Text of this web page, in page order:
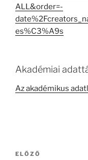
ALL&order=-
es%C3%A9s
Akadémiai
Az akadémikus
Bejegyzés
Korábbi
ELŐZŐ